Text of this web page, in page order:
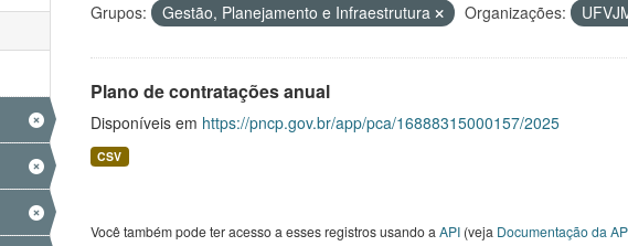
Grupos:
Gestão, Planejamento e Infraestrutura Organizações:
Plano de contratações anual
Disponíveis em https://pncp.gov.br/app/pca/16888315000157/2025
CSV
Você também pode ter acesso a esses registros usando a API(veja Documentação da